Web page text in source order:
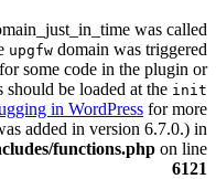
was called
upgfw domain was triggered
some code in the plugin or
be loaded at the init
in WordPress for more
added in version 6.7.0.) in
functions.php on line
6121